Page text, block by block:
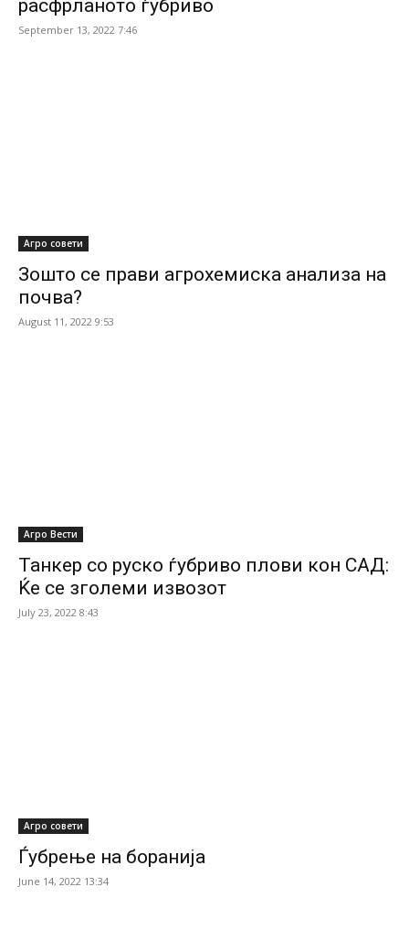
расфрланото ѓубриво
September 13, 2022 7:46
Агро совети
Зошто се прави агрохемиска анализа на
почва?
August 11, 2022 9:53
Агро Вести
Танкер со руско ѓубриво плови кон САД:
Ќе се зголеми извозот
July 23, 2022 8:43
Агро совети
Ѓубрење на боранија
June 14, 2022 13:34